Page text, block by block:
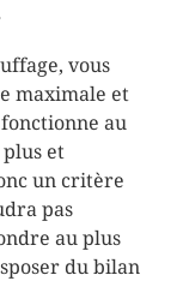
vous
maximale et
au
plus et
un critère
pas
au plus
du bilan